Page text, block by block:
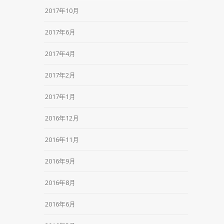
2017年10月
2017年6月
2017年4月
2017年2月
2017年1月
2016年12月
2016年11月
2016年9月
2016年8月
2016年6月